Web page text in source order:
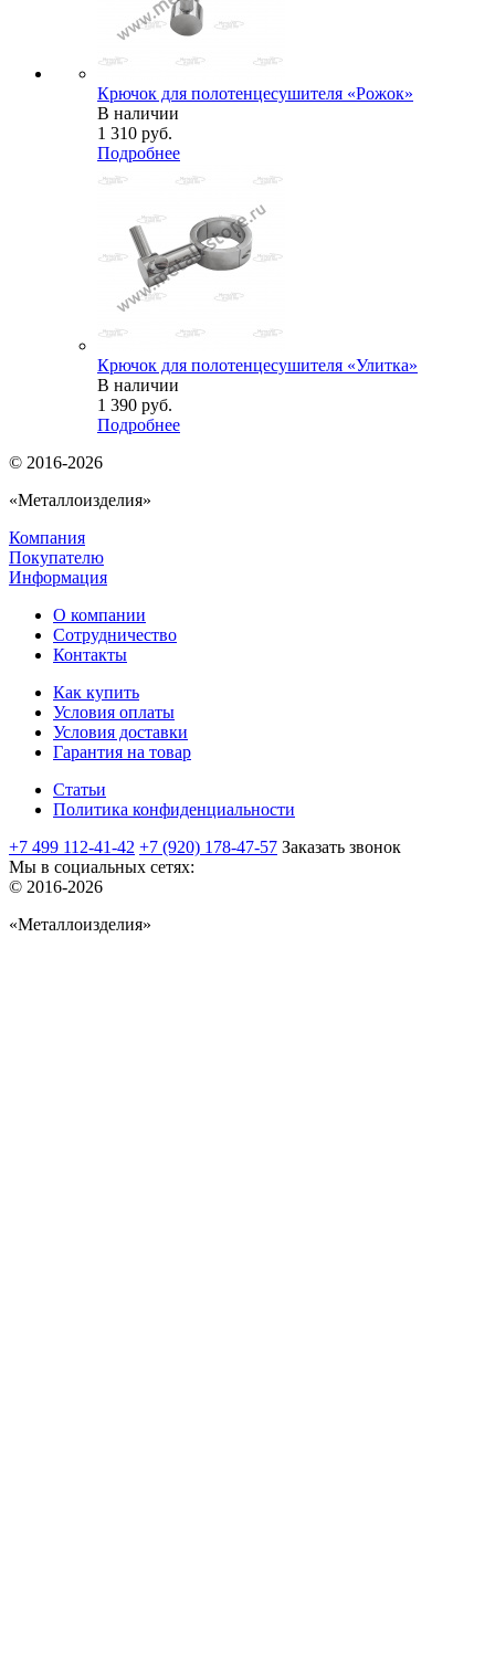
Крючок для полотенцесушителя «Рожок»
В наличии
1 310 руб.
Подробнее
Крючок для полотенцесушителя «Улитка»
В наличии
1 390 руб.
Подробнее
© 2016-2026
«Металлоизделия»
Компания
Покупателю
Информация
О компании
Сотрудничество
Контакты
Как купить
Условия оплаты
Условия доставки
Гарантия на товар
Статьи
Политика конфиденциальности
+7 499 112-41-42 +7 (920) 178-47-57 Заказать звонок
Мы в социальных сетях:
© 2016-2026
«Металлоизделия»